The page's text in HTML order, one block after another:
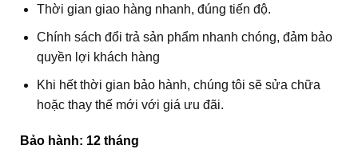
Thời gian giao hàng nhanh, đúng tiến độ.
Chính sách đổi trả sản phẩm nhanh chóng, đảm bảo
quyền lợi khách hàng
Khi hết thời gian bảo hành, chúng tôi sẽ sửa chữa
hoặc thay thế mới với giá ưu đãi.
Bảo hành: 12 tháng